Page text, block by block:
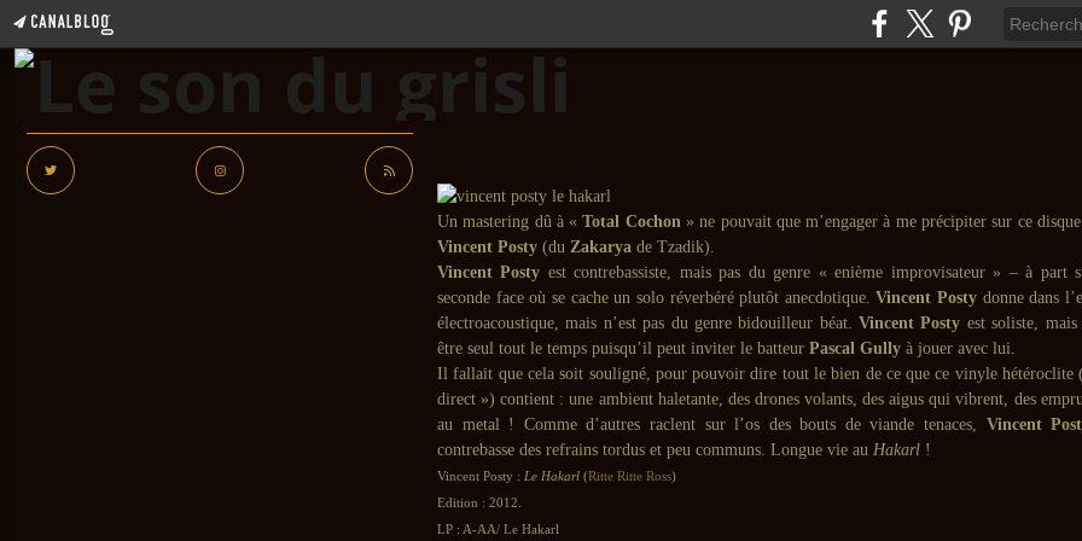
Un mastering dû à «Total Cochon» ne pouvait que m’engager à me précipiter sur ce
Vincent Posty (du Zakarya de Tzadik).
Vincent Posty est contrebassiste, mais pas du genre « enième improvisateur » – à
seconde face où se cache un solo réverbéré plutôt anecdotique.Vincent Posty donne dans
électroacoustique, mais n’est pas du genre bidouilleur béat. Vincent Posty est soliste,
être seul tout le temps puisqu’il peut inviter le batteur Pascal Gully à jouer avec lui.
Il fallait que cela soit souligné, pour pouvoir dire tout le bien de ce que ce vinyle hétéroclite
direct ») contient : une ambient haletante, des drones volants, des aigus qui vibrent, des
au metal ! Comme d’autres raclent sur l’os des bouts de viande tenaces, Vincent
contrebasse des refrains tordus et peu communs. Longue vie au Hakarl !
Vincent Posty : Le Hakarl (Ritte Ritte Ross)
Edition : 2012.
LP : A-AA/ Le Hakarl